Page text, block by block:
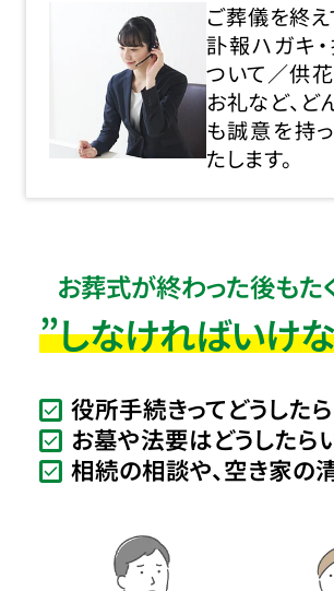
ご葬儀を終え
訃報ハガキ
ついて／供
お礼など、ど
も誠意を持
たします。
お葬式が終わった後もた
”しなければいけ
役所手続きってどうした
お墓や法要はどうしたら
相続の相談や、空き家の